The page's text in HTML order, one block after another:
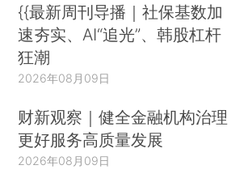
{{最新周刊导播｜社保基数加
速夯实、AI“追光”、韩股杠杆
狂潮
2026年08月09日
财新观察｜健全金融机构治理
更好服务高质量发展
2026年08月09日